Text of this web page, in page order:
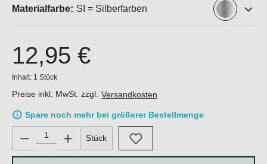
Materialfarbe: SI = Silberfarben
12,95 €
Inhalt: 1 Stück
Preise inkl. MwSt. zzgl. Versandkosten
Spare noch mehr bei größerer Bestellmenge
Produkt Anzahl: Gib den gewünschten Wert ein oder
Stück